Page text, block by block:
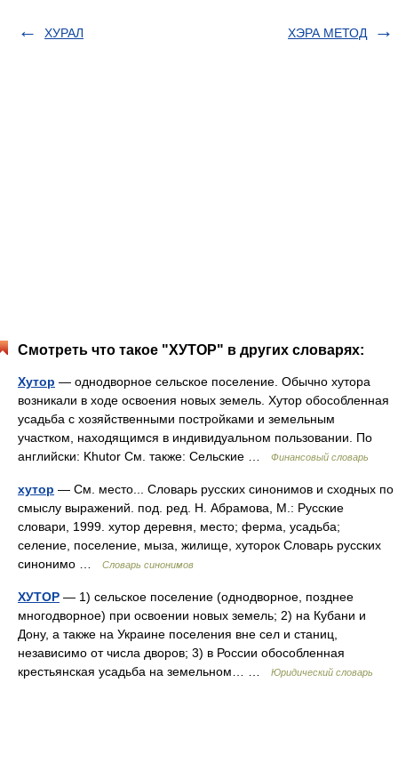
ХУРАЛ ХЭРА МЕТОД
Смотреть что такое "ХУТОР" в других словарях:
Хутор — однодворное сельское поселение. Обычно хутора
возникали в ходе освоения новых земель. Хутор обособленная
усадьба с хозяйственными постройками и земельным
участком, находящимся в индивидуальном пользовании. По
английски: Khutor См. также: Сельские …
Финансовый словарь
хутор — См. место... Словарь русских синонимов и сходных по
смыслу выражений. под. ред. Н. Абрамова, М.: Русские
словари, 1999. хутор деревня, место; ферма, усадьба;
селение, поселение, мыза, жилище, хуторок Словарь русских
синонимо …
Словарь синонимов
ХУТОР — 1) сельское поселение (однодворное, позднее
многодворное) при освоении новых земель; 2) на Кубани и
Дону, а также на Украине поселения вне сел и станиц,
независимо от числа дворов; 3) в России обособленная
крестьянская усадьба на земельном… …
Юридический словарь